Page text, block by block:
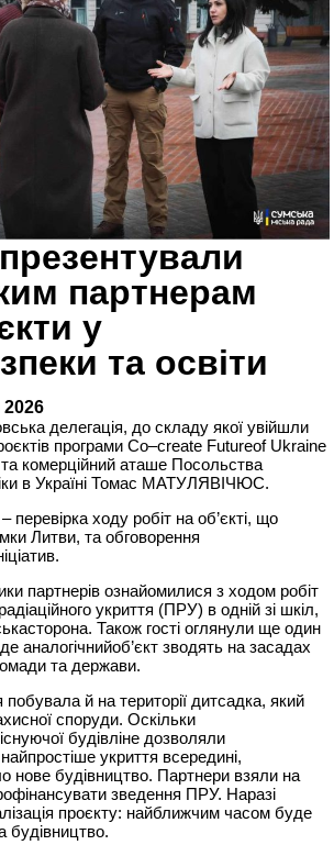
партнерам
у
та освіти
2026
делегація, до складу якої увійшли
програмиCo–create Futureof Ukraine
комерційний аташе Посольства
в Україні Томас МАТУЛЯВІЧЮС.
– перевірка ходу робіт наоб’єкті, що
Литви, таобговорення
.
партнерів ознайомилися з ходом робіт
укриття (ПРУ) водній зі шкіл,
сторона. Також гості оглянули ще один
деаналогічнийоб’єкт зводять на засадах
та держави.
побувала й натериторії дитсадка,який
споруди.Оскільки
існуючої будівліне дозволяли
найпростіше укриття всередині,
нове будівництво. Партнери взяли на
зведення ПРУ. Наразі
проєкту: найближчим часом буде
будівництво.